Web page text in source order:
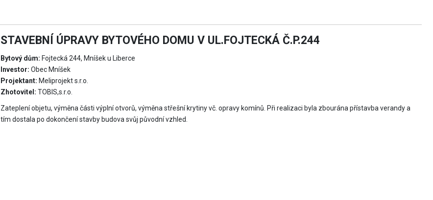
STAVEBNÍ ÚPRAVY BYTOVÉHO DOMU V UL.FOJTECKÁ Č.P.244
Bytový dům: Fojtecká 244, Mníšek u Liberce
Investor: Obec Mníšek
Projektant: Meliprojekt s.r.o.
Zhotovitel: TOBIS,s.r.o.
Zateplení objetu, výměna části výplní otvorů, výměna střešní krytiny vč. opravy komínů. Při realizaci byla zbourána přístavba verandy a
tím dostala po dokončení stavby budova svůj původní vzhled.